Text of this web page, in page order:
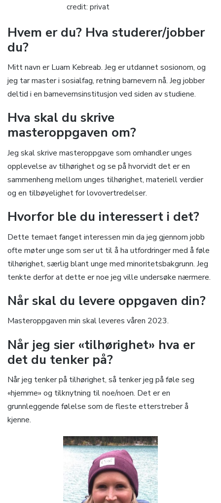
credit: privat
Hvem er du? Hva studerer/jobber
du?
Mitt navn er Luam Kebreab. Jeg er utdannet sosionom, og
jeg tar master i sosialfag, retning barnevern nå. Jeg jobber
deltid i en barnevernsinstitusjon ved siden av studiene.
Hva skal du skrive
masteroppgaven om?
Jeg skal skrive masteroppgave som omhandler unges
opplevelse av tilhørighet og se på hvorvidt det er en
sammenheng mellom unges tilhørighet, materiell verdier
og en tilbøyelighet for lovovertredelser.
Hvorfor ble du interessert i det?
Dette temaet fanget interessen min da jeg gjennom jobb
ofte møter unge som ser ut til å ha utfordringer med å føle
tilhørighet, særlig blant unge med minoritetsbakgrunn. Jeg
tenkte derfor at dette er noe jeg ville undersøke nærmere.
Når skal du levere oppgaven din?
Masteroppgaven min skal leveres våren 2023.
Når jeg sier «tilhørighet» hva er
det du tenker på?
Når jeg tenker på tilhørighet, så tenker jeg på føle seg
«hjemme» og tilknytning til noe/noen. Det er en
grunnleggende følelse som de fleste etterstreber å
kjenne.